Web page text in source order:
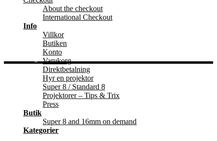
About the checkout
International Checkout
Info
Villkor
Butiken
Konto
Varukorg
Direktbetalning
Hyr en projektor
Super 8 / Standard 8
Projektorer – Tips & Trix
Press
Butik
Super 8 and 16mm on demand
Kategorier